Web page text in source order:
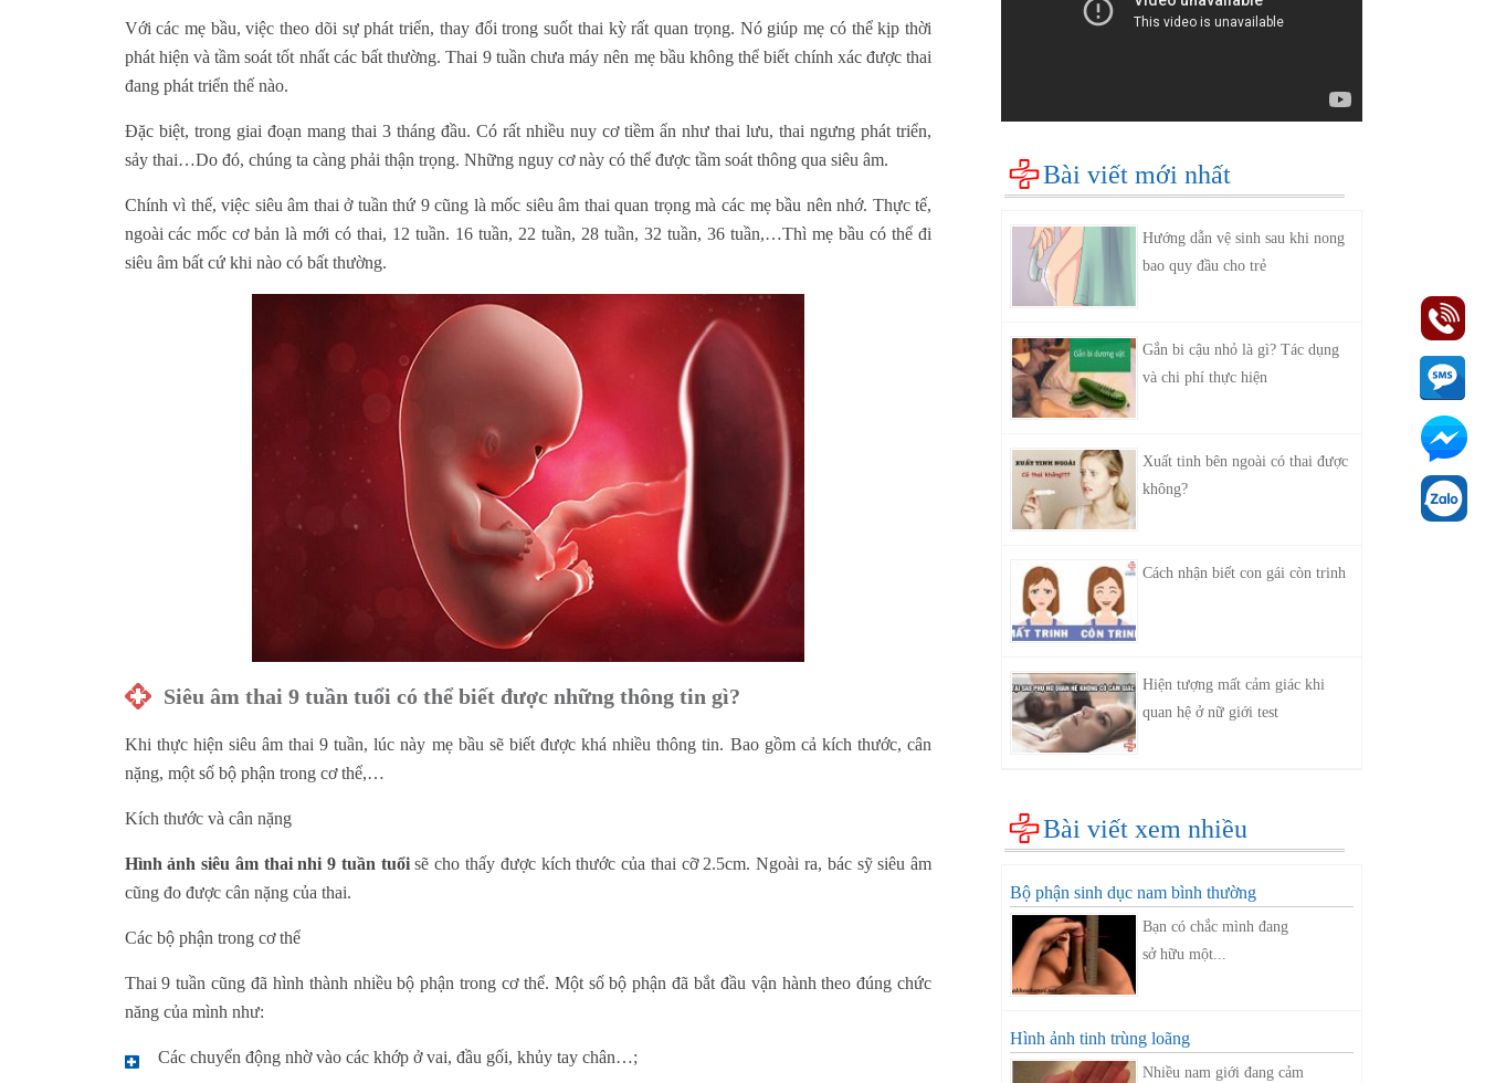
Với các mẹ bầu, việc theo dõi sự phát triển, thay đổi trong suốt thai kỳ rất quan trọng. Nó giúp mẹ có thể kịp thời
phát hiện và tầm soát tốt nhất các bất thường. Thai 9 tuần chưa máy nên mẹ bầu không thể biết chính xác được thai
đang phát triển thế nào.
Đặc biệt, trong giai đoạn mang thai 3 tháng đầu. Có rất nhiều nuy cơ tiềm ẩn như thai lưu, thai ngưng phát triển,
sảy thai…Do đó, chúng ta càng phải thận trọng. Những nguy cơ này có thể được tầm soát thông qua siêu âm.
Chính vì thế, việc siêu âm thai ở tuần thứ 9 cũng là mốc siêu âm thai quan trọng mà các mẹ bầu nên nhớ. Thực tế,
ngoài các mốc cơ bản là mới có thai, 12 tuần. 16 tuần, 22 tuần, 28 tuần, 32 tuần, 36 tuần,…Thì mẹ bầu có thể đi
siêu âm bất cứ khi nào có bất thường.
Siêu âm thai 9 tuần tuổi có thể biết được những thông tin gì?
Khi thực hiện siêu âm thai 9 tuần, lúc này mẹ bầu sẽ biết được khá nhiều thông tin. Bao gồm cả kích thước, cân
nặng, một số bộ phận trong cơ thể,…
Kích thước và cân nặng
Hình ảnh siêu âm thai nhi 9 tuần tuổisẽ cho thấy được kích thước của thai cỡ 2.5cm. Ngoài ra, bác sỹ siêu âm
cũng đo được cân nặng của thai.
Các bộ phận trong cơ thể
Thai 9 tuần cũng đã hình thành nhiều bộ phận trong cơ thể. Một số bộ phận đã bắt đầu vận hành theo đúng chức
năng của mình như:
Các chuyển động nhờ vào các khớp ở vai, đầu gối, khủy tay chân…;
Bài viết mới nhất
Hướng dẫn vệ sinh sau khi nong
bao quy đầu cho trẻ
Gắn bi cậu nhỏ là gì? Tác dụng
và chi phí thực hiện
Xuất tinh bên ngoài có thai được
không?
Cách nhận biết con gái còn trinh
Hiện tượng mất cảm giác khi
quan hệ ở nữ giới test
Bài viết xem nhiều
Bộ phận sinh dục nam bình thường
Bạn có chắc mình đang
sở hữu một...
Hình ảnh tinh trùng loãng
Nhiều nam giới đang cảm